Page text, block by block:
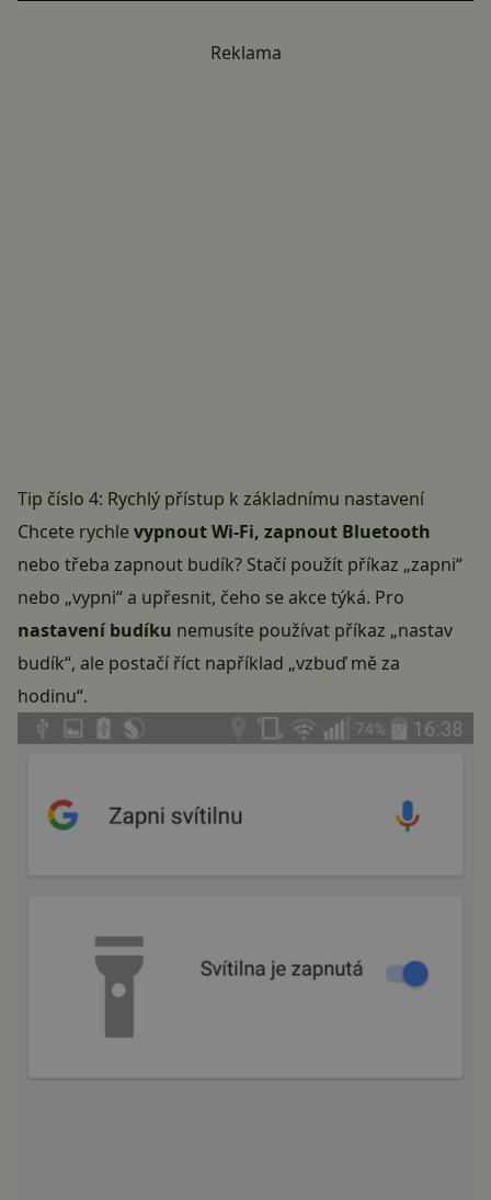
Reklama
Tip číslo 4: Rychlý přístup k základnímu nastavení
Chcete rychlevypnout Wi-Fi, zapnout Bluetooth
nebo třeba zapnout budík? Stačí použít příkaz „zapni“
nebo „vypni“ a upřesnit, čeho se akce týká. Pro
nastavení budíku nemusíte používat příkaz „nastav
budík“, ale postačí říct například „vzbuď mě za
hodinu“.